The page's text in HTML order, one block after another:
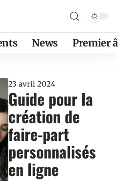
News Premier
23 avril 2024
Guide pour la
création de
faire-part
personnalisés
en ligne